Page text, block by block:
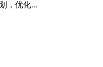
，优化...